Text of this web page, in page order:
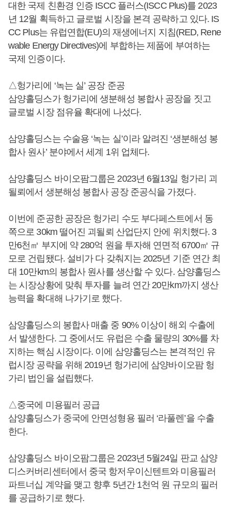
대한 국제 친환경 인증 ISCC 플러스(ISCC Plus)를 2023
년 12월 획득하고 글로벌 시장을 본격 공략하고 있다. IS
CC Plus는 유럽연합(EU)의 재생에너지 지침(RED, Rene
wable Energy Directives)에 부합하는 제품에 부여하는
국제 인증이다.
△헝가리에 ‘녹는 실’ 공장 준공
삼양홀딩스가 헝가리에 생분해성 봉합사 공장을 짓고
글로벌 시장 점유율 확대에 나섰다.
삼양홀딩스는 수술용 ‘녹는 실’이라 알려진 ‘생분해성 봉
합사 원사’ 분야에서 세계 1위 업체다.
삼양홀딩스 바이오팜그룹은 2023년 6월13일 헝가리 괴
될뢰에서 생분해성 봉합사 공장 준공식을 가졌다.
이번에 준공한 공장은 헝가리 수도 부다페스트에서 동
쪽으로 30km 떨어진 괴될뢰 산업단지 안에 위치했다. 3
만6천㎡ 부지에 약 280억 원을 투자해 연면적 6700㎡ 규
모로 건립됐다. 설비가 다 갖춰지는 2025년 기준 연간 최
대 10만km의 봉합사 원사를 생산할 수 있다. 삼양홀딩스
는 시장상황에 맞춰 투자를 늘려 연간 20만km까지 생산
능력을 확대해 나가기로 했다.
삼양홀딩스의 봉합사 매출 중 90% 이상이 해외 수출에
서 발생한다. 그 중에서도 유럽은 수출 물량의 30%를 차
지하는 핵심 시장이다. 이에 삼양홀딩스는 본격적인 유
럽시장 공략을 위해 2019년 헝가리에 삼양바이오팜 헝
가리 법인을 설립했다.
△중국에 미용필러 공급
삼양홀딩스가 중국에 안면성형용 필러 ‘라풀렌’을 수출
한다.
삼양홀딩스 바이오팜그룹은 2023년 5월24일 판교 삼양
디스커버리센터에서 중국 항저우이신텐트와 미용필러
파트너십 계약을 맺고 향후 5년간 1천억 원 규모의 필러
를 공급하기로 했다.